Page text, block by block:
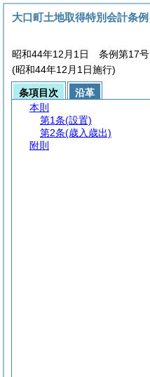
大口町土地取得特別会計条例
昭和44年12月1日 条例第17号
(昭和44年12月1日施行)
条項目次
沿革
本則
第1条(設置)
第2条(歳入歳出)
附則